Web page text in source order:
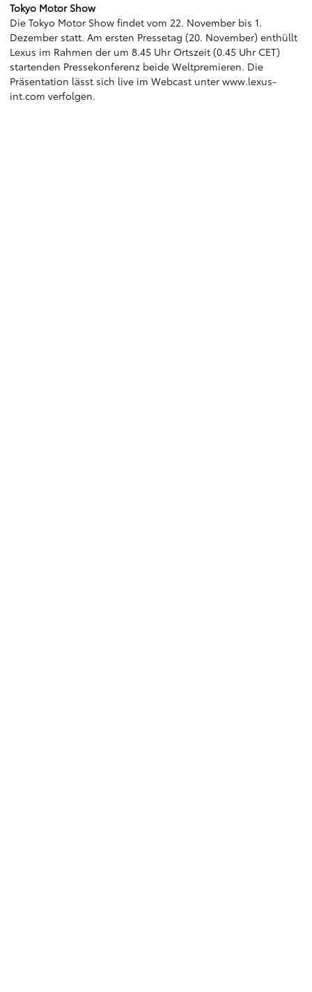
Tokyo Motor Show
Die Tokyo Motor Show findet vom 22. November bis 1.
Dezember statt. Am ersten Pressetag (20. November) enthüllt
Lexus im Rahmen der um 8.45 Uhr Ortszeit (0.45 Uhr CET)
startenden Pressekonferenz beide Weltpremieren. Die
Präsentation lässt sich live im Webcast unter www.lexus-
int.com verfolgen.